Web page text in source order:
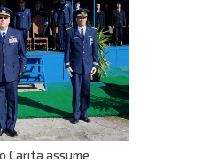
Carita assume